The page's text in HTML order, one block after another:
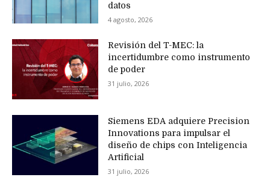
datos
4 agosto, 2026
Revisión del T-MEC: la
incertidumbre como instrumento
de poder
31 julio, 2026
Siemens EDA adquiere Precision
Innovations para impulsar el
diseño de chips con Inteligencia
Artificial
31 julio, 2026